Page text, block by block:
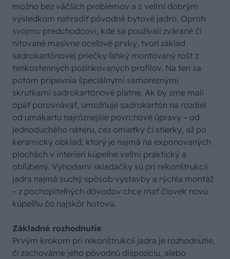
možno bez väčších problémov a s veľmi dobrým
výsledkom nahradiť pôvodné bytové jadro. Oproti
svojmu predchodcovi, kde sa používali zvárané či
nitované masívne oceľové prvky, tvorí základ
sadrokartónovej priečky ľahký montovaný rošt z
tenkostenných pozinkovaných profilov. Na ten sa
potom pripevnia špeciálnymi samoreznými
skrutkami sadrokartónové platne. Ak by sme mali
opäť porovnávať, umožňuje sadrokartón na rozdiel
od umakartu najrôznejšie povrchové úpravy – od
jednoduchého náteru, cez omietky či stierky, až po
keramický obklad, ktorý je najmä na exponovaných
plochách v interiéri kúpeľne veľmi praktický a
obľúbený. Výhodami skladačky sú pri rekonštrukcii
jadra najmä suchý spôsob výstavby a rýchla montáž
– z pochopiteľných dôvodov chce mať človek novú
kúpeľňu čo najskôr hotovú.
Základné rozhodnutie
Prvým krokom pri rekonštrukcii jadra je rozhodnutie,
či zachováme jeho pôvodnú dispozíciu, alebo